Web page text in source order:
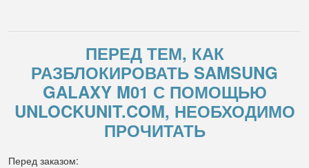
ПЕРЕД ТЕМ, КАК
РАЗБЛОКИРОВАТЬ SAMSUNG
GALAXY M01 С ПОМОЩЬЮ
UNLOCKUNIT.COM, НЕОБХОДИМО
ПРОЧИТАТЬ
Перед заказом: